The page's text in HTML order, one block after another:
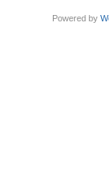
Powered by